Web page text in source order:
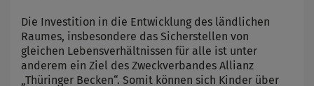
Die Investition in die Entwicklung des ländlichen
Raumes, insbesondere das Sicherstellen von
gleichen Lebensverhältnissen für alle ist unter
anderem ein Ziel des Zweckverbandes Allianz
„Thüringer Becken“. Somit können sich Kinder über